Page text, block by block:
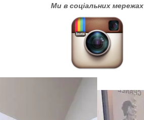
Ми в соціальних мережах